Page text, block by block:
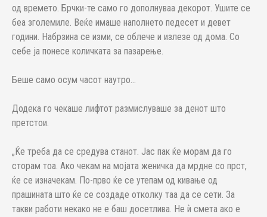
од времето. Брчки-те само го дополнуваа декорот. Ушите се
беа зголемиле. Веќе имаше наполнето педесет и девет
години. Набрзина се изми, се облече и излезе од дома. Со
себе ја понесе количката за пазарење.
Беше само осум часот наутро...
Додека го чекаше лифтот размислуваше за денот што
претстои.
„Ќе треба да се средува станот. Јас пак ќе морам да го
сторам тоа. Ако чекам на мојата женичка да мрдне со прст,
ќе се изначекам. По-прво ќе се утепам од кивање од
прашината што ќе се создаде отколку таа да се сети. За
такви работи некако не е баш досетлива. Не ѝ смета ако е